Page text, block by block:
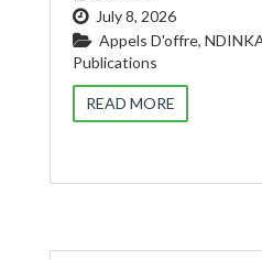
July 8, 2026
Appels D'offre,
Publications
READ MORE